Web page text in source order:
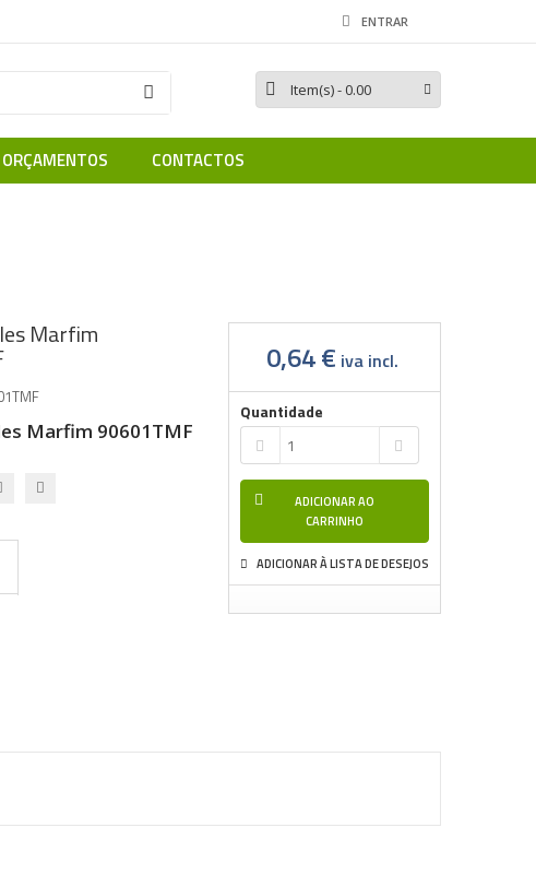
ENTRAR
Item(s)- 0.00
ORÇAMENTOS CONTACTOS
Marfim
Marfim 90601TMF
0,64 € iva incl.
Quantidade
ADICIONAR AO
CARRINHO
ADICIONAR À LISTA DE DESEJOS